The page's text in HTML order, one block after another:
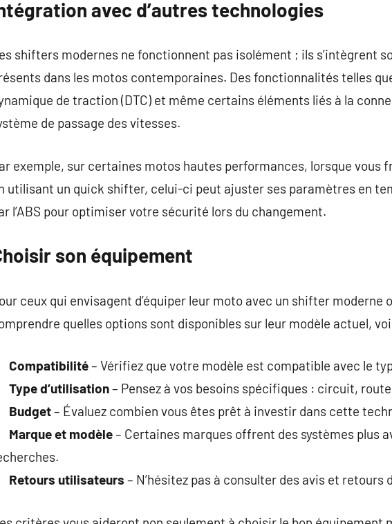
avec d’autres technologies
shifters modernes ne fonctionnent pas isolément ; ils s’intègrent
dans les motos contemporaines. Des fonctionnalités telles
de traction (DTC) et même certains éléments liés à la
de passage des vitesses.
exemple, sur certaines motos hautes performances, lorsque vous
utilisant un quick shifter, celui-ci peut ajuster ses paramètres en
l’ABS pour optimiser votre sécurité lors du changement.
son équipement
ceux qui envisagent d’équiper leur moto avec un shifter
quelles options sont disponibles sur leur modèle actuel,
Compatibilité– Vérifiez que votre modèle est compatible avec le
Type d’utilisation– Pensez à vos besoins spécifiques : circuit,
Budget– Évaluez combien vous êtes prêt à investir dans cette
Marque et modèle– Certaines marques offrent des systèmes plus
Retours utilisateurs – N’hésitez pas à consulter des avis et retours